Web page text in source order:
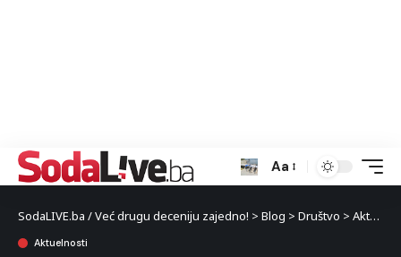
Aa
SodaLIVE.ba / Već drugu deceniju zajedno! > Blog > Društvo > Aktuelnosti
Aktuelnosti